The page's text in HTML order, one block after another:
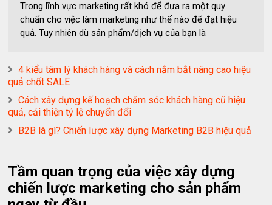
Trong lĩnh vực marketing rất khó để đưa ra một quy
chuẩn cho việc làm marketing như thế nào để đạt hiệu
quả. Tuy nhiên dù sản phẩm/dịch vụ của bạn là
4 kiểu tâm lý khách hàng và cách nắm bắt nâng cao hiệu
quả chốt SALE
Cách xây dựng kế hoạch chăm sóc khách hàng cũ hiệu
quả, cải thiện tỷ lệ chuyển đổi
B2B là gì? Chiến lược xây dựng Marketing B2B hiệu quả
Tầm quan trọng của việc xây dựng
chiến lược marketing cho sản phẩm